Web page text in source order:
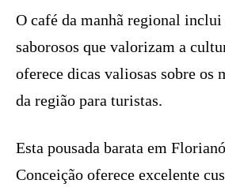
O café da manhã regional
saborosos que valorizam a
oferece dicas valiosas sobre os
da região para turistas.
Esta pousada barata em
Conceição oferece excelente